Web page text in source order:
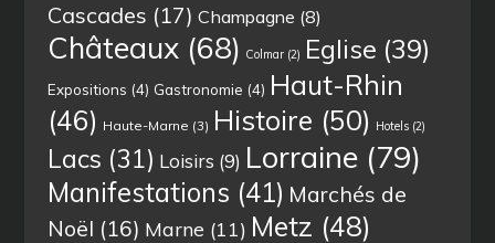
Cascades (17) Champagne (8)
Châteaux (68) Colmar (2) Eglise (39)
Expositions (4) Gastronomie (4) Haut-Rhin
(46) Haute-Marne (3) Histoire (50) Hotels (2)
Lacs (31) Loisirs (9) Lorraine (79)
Manifestations (41) Marchés de
Noël (16) Marne (11) Metz (48)